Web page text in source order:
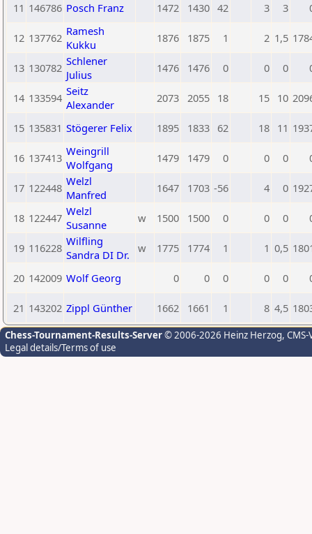
11 146786 Posch Franz 1472 1430 42 3 3
12 137762 Ramesh
Kukku
1876 1875 1 2 1,5
13 130782 Schlener
Julius
1476 1476 0 0 0
14 133594 Seitz
Alexander
2073 2055 18 15 10
15 135831 Stögerer Felix 1895 1833 62 18 11
16 137413 Weingrill
Wolfgang
1479 1479 0 0 0
17 122448 Welzl
Manfred
1647 1703 -56 4 0
18 122447 Welzl
Susanne
w 1500 1500 0 0 0
19 116228 Wilfling
Sandra DI Dr.
w 1775 1774 1 1 0,5
20 142009 Wolf Georg 0 0 0 0 0
21 143202 Zippl Günther 1662 1661 1 8 4,5
Chess-Tournament-Results-Server© 2006-2026 Heinz Herzog,
Legal details/Terms of use